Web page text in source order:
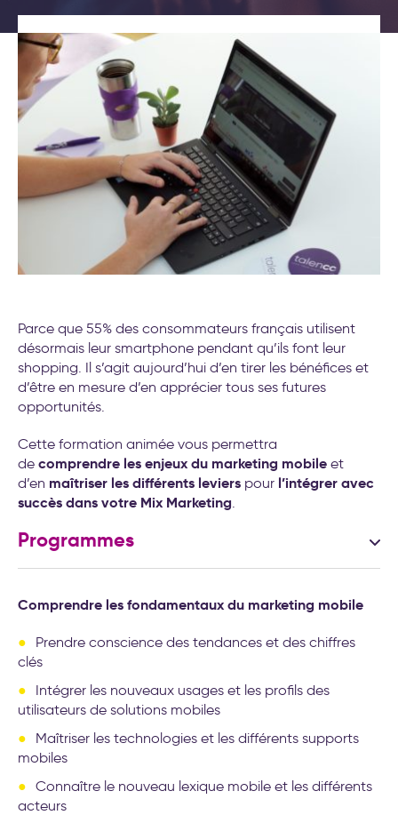
Test déploiement stratégique
: votre méthode de pilotage
est-elle vraiment efficace ?
Formations leadership et
nouveau management
Conseil et accompagnement
aux nouveaux modes de
travail
Formations aux nouveaux
modes de travail
Cockpit IA® : la méthode pour
déployer l'IA au service de
votre stratégie d’entreprise
Formations intelligence
artificielle générative
20 exemples
d’accompagnement IA pour la
transformation de l’entreprise
Nos labos
Contact
Parce que 55% des consommateurs français utilisent
désormais leur smartphone pendant qu’ils font leur
shopping. Il s’agit aujourd’hui d’en tirer les bénéfices et
d’être en mesure d’en apprécier tous ses futures
opportunités.
Cette formation animée vous permettra
de comprendre les enjeux du marketing mobile et
d’en maîtriser les différents leviers pour l’intégrer avec
succès dans votre Mix Marketing
Programmes
Comprendre les fondamentaux du marketing mobile
Prendre conscience des tendances et des chiffres
clés
Intégrer les nouveaux usages et les profils des
utilisateurs de solutions mobiles
Maîtriser les technologies et les différents supports
mobiles
Connaître le nouveau lexique mobile et les différents
acteurs